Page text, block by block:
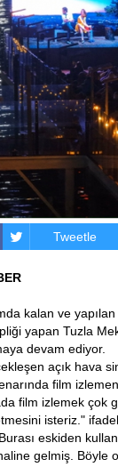
Tweetle
kalan ve
yapan Tuzla
devam ediyor.
açık hava
film
film izlemek
isteriz."
eskiden
gelmiş. Böyle